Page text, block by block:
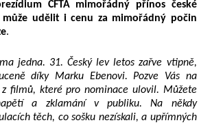
ČFTA mimořádný přínos české
udělit i cenu za mimořádný počin
.
jedna. 31. Český lev letos zařve vtipně,
díky Marku Ebenovi. Pozve Vás na
filmů, které pro nominace ulovil. Můžete
a zklamání v publiku. Na někdy
těch, co sošku nezískali, a upřímných